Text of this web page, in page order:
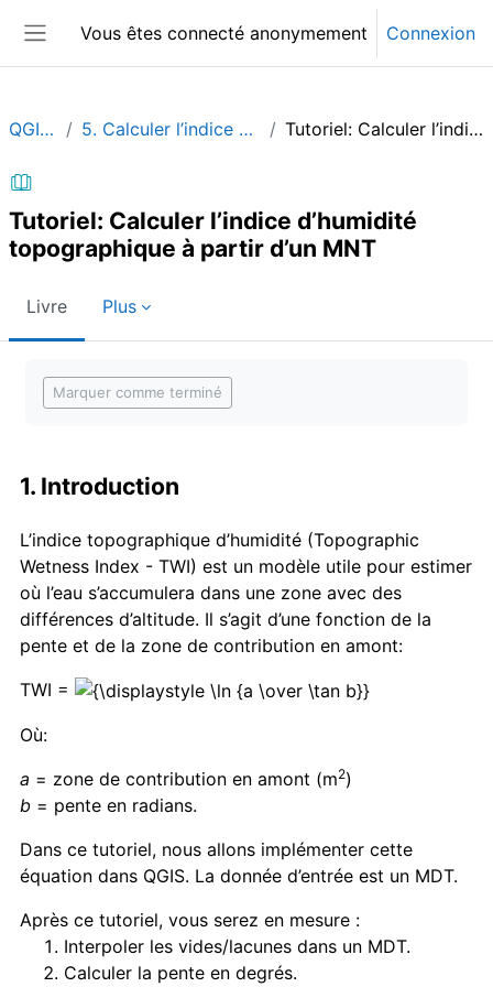
Vous êtes connecté anonymement Connexion
QGIShydAdv_FR 5. Calculer l’indice d’humidité topographique à partir d’un MNT Tutoriel: Calculer l’indice d’humidité topographique à partir d’un MNT
Tutoriel: Calculer l’indice d’humidité
topographique à partir d’un MNT
Livre Plus
Marquer comme terminé
1. Introduction
L’indice topographique d’humidité (Topographic
Wetness Index - TWI) est un modèle utile pour estimer
où l’eau s’accumulera dans une zone avec des
différences d’altitude. Il s’agit d’une fonction de la
pente et de la zone de contribution en amont:
TWI =
Où:
a = zone de contribution en amont (m2)
b = pente en radians.
Dans ce tutoriel, nous allons implémenter cette
équation dans QGIS. La donnée d’entrée est un MDT.
Après ce tutoriel, vous serez en mesure :
Interpoler les vides/lacunes dans un MDT.
Calculer la pente en degrés.